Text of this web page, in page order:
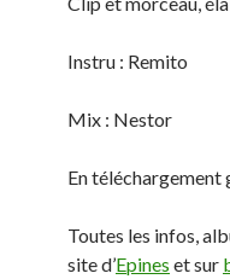
Instru : Remito
Mix : Nestor
En téléchargement
Toutes les infos,
site d’Epines et sur